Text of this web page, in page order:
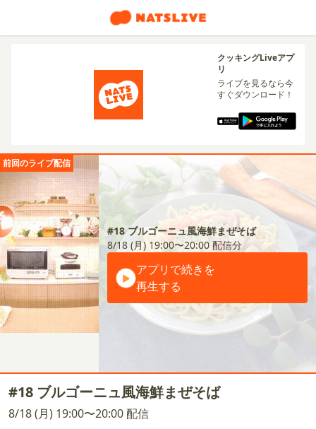
クッキングLiveアプ
リ
ライブを見るなら今
すぐダウンロード！
前回のライブ配信
#18 ブルゴーニュ風海鮮まぜそば
8/18 (月) 19:00〜20:00配信分
アプリで続きを
再生する
#18 ブルゴーニュ風海鮮まぜそば
8/18 (月) 19:00〜20:00 配信